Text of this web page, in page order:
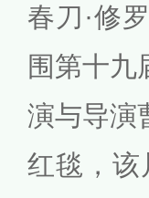
春刀·修
围第十九
演与导演
红毯，该